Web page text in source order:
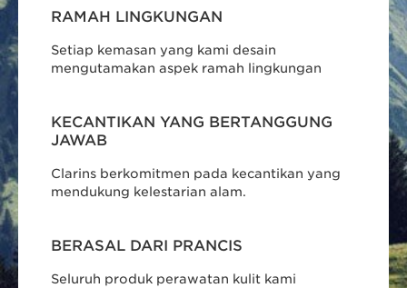
RAMAH LINGKUNGAN
Setiap kemasan yang kami desain
mengutamakan aspek ramah lingkungan
KECANTIKAN YANG BERTANGGUNG
JAWAB
Clarins berkomitmen pada kecantikan yang
mendukung kelestarian alam.
BERASAL DARI PRANCIS
Seluruh produk perawatan kulit kami